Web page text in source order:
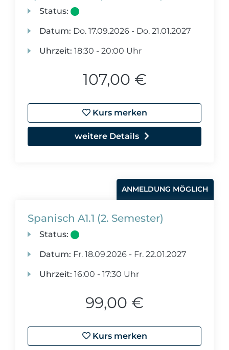
Status:
Datum: Do. 17.09.2026 - Do. 21.01.2027
Uhrzeit: 18:30 - 20:00 Uhr
107,00 €
Kurs merken
weitere Details
ANMELDUNG MÖGLICH
Spanisch A1.1 (2. Semester)
Status:
Datum: Fr. 18.09.2026 - Fr. 22.01.2027
Uhrzeit: 16:00 - 17:30 Uhr
99,00 €
Kurs merken